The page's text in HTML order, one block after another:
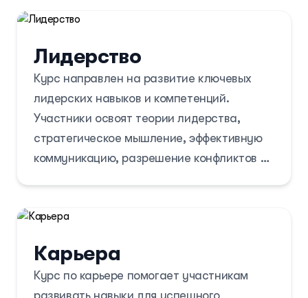
и практическими примерами.Курс длится
Лидерство
Курс направлен на развитие ключевых
лидерских навыков и компетенций.
Участники освоят теории лидерства,
стратегическое мышление, эффективную
коммуникацию, разрешение конфликтов и
роли лидера. Подходит для будущих и
улучшить свои способности в управлении
и вдохновении команд.
Карьера
Курс по карьере помогает участникам
развивать навыки для успешного